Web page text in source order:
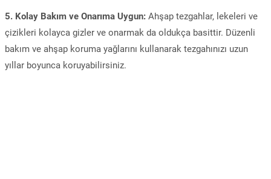
5. Kolay Bakım ve Onarıma Uygun: Ahşap tezgahlar, lekeleri ve
çizikleri kolayca gizler ve onarmak da oldukça basittir. Düzenli
bakım ve ahşap koruma yağlarını kullanarak tezgahınızı uzun
yıllar boyunca koruyabilirsiniz.